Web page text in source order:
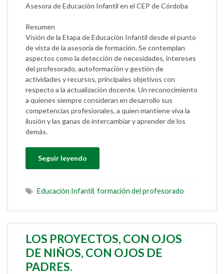
Asesora de Educación Infantil en el CEP de Córdoba
Resumen
Visión de la Etapa de Educación Infantil desde el punto
de vista de la asesoría de formación. Se contemplan
aspectos como la detección de necesidades, intereses
del profesorado, autoformación y gestión de
actividades y recursos, principales objetivos con
respecto a la actualización docente. Un reconocimiento
a quienes siempre consideran en desarrollo sus
competencias profesionales, a quien mantiene viva la
ilusión y las ganas de intercambiar y aprender de los
demás.
Seguir leyendo
Educación Infantil, formación del profesorado
LOS PROYECTOS, CON OJOS
DE NIÑOS, CON OJOS DE
PADRES.